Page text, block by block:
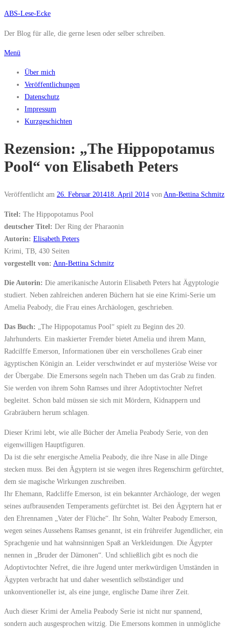
Zum
springen
ABS-Lese-Ecke
Der Blog für alle, die gerne lesen oder selber schreiben.
Menü
Über mich
Veröffentlichungen
Datenschutz
Impressum
Kurzgeschichten
Rezension: „The Hippopotamus
Pool“ von Elisabeth Peters
Veröffentlicht am 26. Februar 201418. April 2014 vonAnn-Bettina Schmitz
Titel: The Hippopotamus Pool
deutscher Titel: Der Ring der Pharaonin
Autorin: Elisabeth Peters
Krimi, TB, 430 Seiten
vorgestellt von: Ann-Bettina Schmitz
Die Autorin: Die amerikanische Autorin Elisabeth Peters hat Ägyptologie
studiert. Neben zahlreichen anderen Büchern hat sie eine Krimi-Serie um
Amelia Peabody, die Frau eines Archäologen, geschrieben.
Das Buch: „The Hippopotamus Pool“ spielt zu Beginn des 20.
Jahrhunderts. Ein maskierter Fremder bietet Amelia und ihrem Mann,
Radcilffe Emerson, Informationen über ein verschollenes Grab einer
ägyptischen Königin an. Leider verschwindet er auf mysteriöse Weise vor
der Übergabe. Die Emersons segeln nach Theben um das Grab zu finden.
Sie werden von ihrem Sohn Ramses und ihrer Adoptivtochter Nefret
begleitet. Schon bald müssen sie sich mit Mördern, Kidnappern und
Grabräubern herum schlagen.
Dieser Krimi lebt, wie alle Bücher der Amelia Peabody Serie, von den
eigenwilligen Hauptfiguren.
Da ist die sehr energische Amelia Peabody, die ihre Nase in alle Dinge
stecken muss. Bei den Ägyptern ist sie wegen ihres Regenschirm gefürchtet,
dem sie magische Wirkungen zuschreiben.
Ihr Ehemann, Radcliffe Emerson, ist ein bekannter Archäologe, der wegen
seines aufbrausenden Temperaments gefürchtet ist. Bei den Ägyptern hat er
den Ehrennamen „Vater der Flüche“. Ihr Sohn, Walter Peabody Emerson,
wegen seines Aussehens Ramses genannt, ist ein frühreifer Jugendlicher, ein
Sprachgenie und hat wahnsinnigen Spaß an Verkleidungen. Die Ägypter
nennen in „Bruder der Dämonen“. Und schließlich gibt es noch die
Adoptivtochter Nefret, die ihre Jugend unter merkwürdigen Umständen in
Ägypten verbracht hat und daher wesentlich selbständiger und
unkonventioneller ist, als eine junge, englische Dame ihrer Zeit.
Auch dieser Krimi der Amelia Peabody Serie ist nicht nur spannend,
sondern auch ausgesprochen witzig. Die Emersons kommen in unmögliche